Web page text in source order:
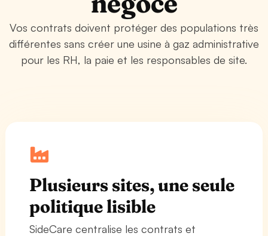
Vos contrats doivent protéger des populations très
différentes sans créer une usine à gaz administrative
pour les RH, la paie et les responsables de site.
Plusieurs sites, une seule
politique lisible
SideCare centralise les contrats et